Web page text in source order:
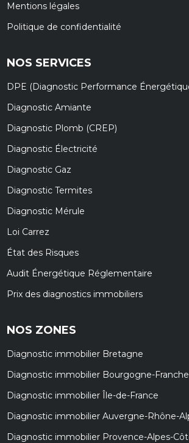
Mentions légales
Politique de confidentialité
NOS SERVICES
DPE (Diagnostic Performance
Diagnostic Amiante
Diagnostic Plomb (CREP)
Diagnostic Électricité
Diagnostic Gaz
Diagnostic Termites
Diagnostic Mérule
Loi Carrez
État des Risques
Audit Énergétique Réglementaire
Prix des diagnostics immobiliers
NOS ZONES
Diagnostic immobilier Bretagne
Diagnostic immobilier Bourgogne-
Diagnostic immobilier Île-de-France
Diagnostic immobilier Auvergne-Rhône-
Diagnostic immobilier Provence-Alpes-